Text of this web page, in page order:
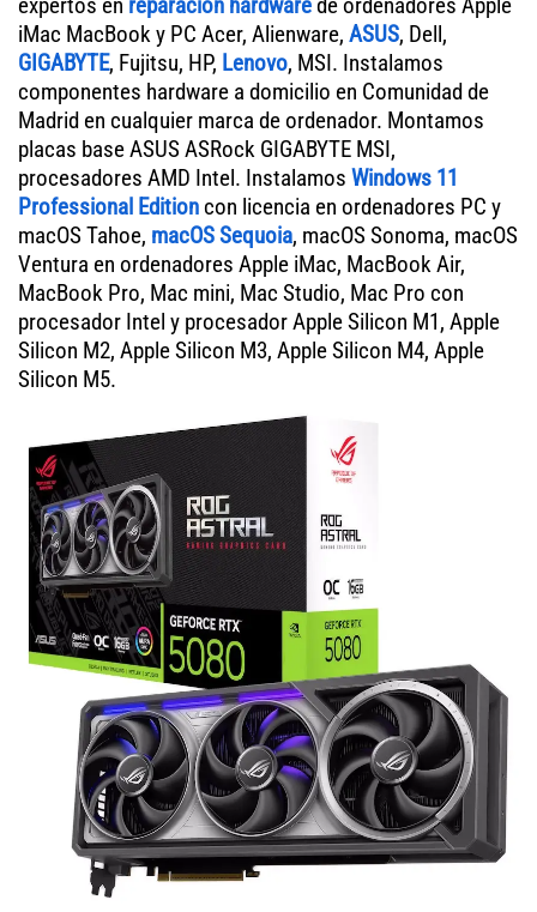
iMac MacBook y PC Acer, Alienware, ASUS, Dell,
GIGABYTE, Fujitsu, HP, Lenovo, MSI. Instalamos
componentes hardware a domicilio en Comunidad de
Madrid en cualquier marca de ordenador. Montamos
placas base ASUS ASRock GIGABYTE MSI,
procesadores AMD Intel. Instalamos Windows 11
Professional Edition con licencia en ordenadores PC y
macOS Tahoe, macOS Sequoia, macOS Sonoma, macOS
Ventura en ordenadores Apple iMac, MacBook Air,
MacBook Pro, Mac mini, Mac Studio, Mac Pro con
procesador Intel y procesador Apple Silicon M1, Apple
Silicon M2, Apple Silicon M3, Apple Silicon M4, Apple
Silicon M5.